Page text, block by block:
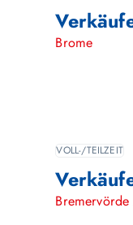
Brome
VOLL-/TEILZEIT